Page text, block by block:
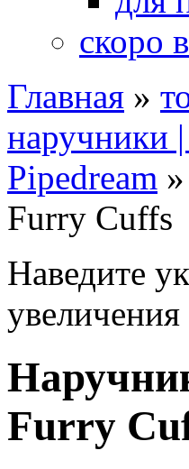
скоро
Главная »
наручники
Pipedream »
Furry Cuffs
Наведите
увеличения
Furry